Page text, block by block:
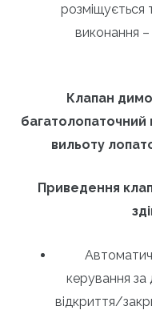
розміщується
виконання –
Клапан
вильоту
Приведення
керування
відкриття/